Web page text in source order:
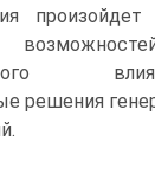
произойдет
решения